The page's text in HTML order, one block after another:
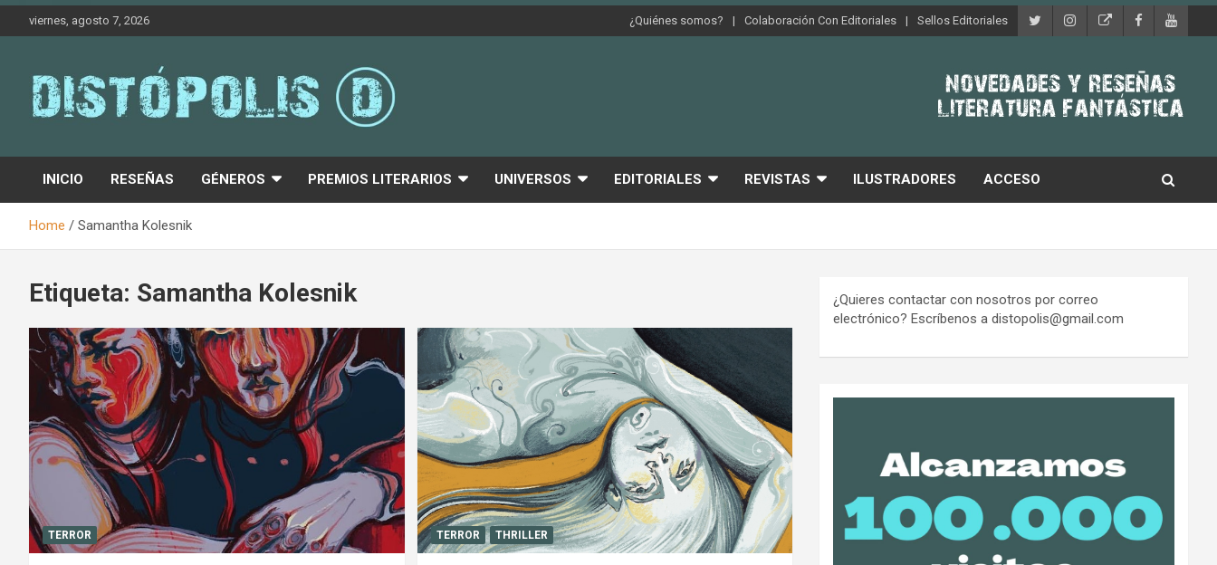
Skip
viernes, agosto 7, 2026 ¿Quiénes somos? Colaboración Con Editoriales Sellos Editoriales
Distópolis
INICIO RESEÑAS GÉNEROS PREMIOS LITERARIOS UNIVERSOS EDITORIALES REVISTAS ILUSTRADORES ACCESO
Home Samantha Kolesnik
Etiqueta: Samantha Kolesnik
TERROR TERROR THRILLER
¿Quieres contactar con nosotros por correo
electrónico? Escríbenos a distopolis@gmail.com